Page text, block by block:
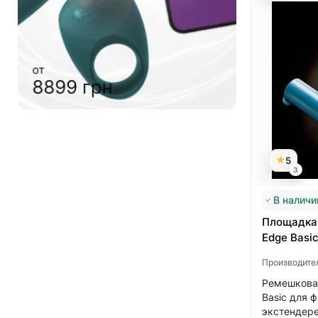
от
6999 грн
4999 грн
5
3
В
Edge Basic
Basic для